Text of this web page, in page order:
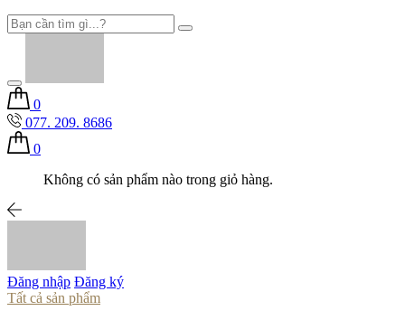
0
077. 209. 8686
0
Không có sản phẩm nào trong giỏ hàng.
Đăng nhập Đăng ký
Tất cả sản phẩm